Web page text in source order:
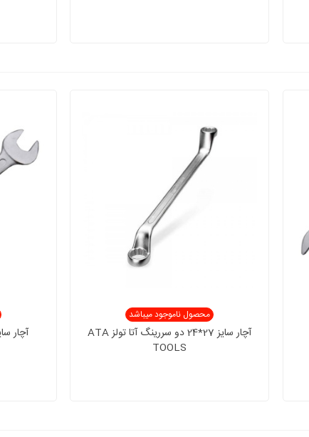
محصول ناموجود میباشد
آچار سایز 27*24 دو سررینگ آتا تولز ATA
TOOLS